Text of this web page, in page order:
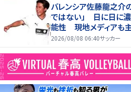
バレンシア佐藤龍之介
ではない」 日に日に濃
能性 現地メディアも
肢を提供する」
2026/08/08 06:40サッカー